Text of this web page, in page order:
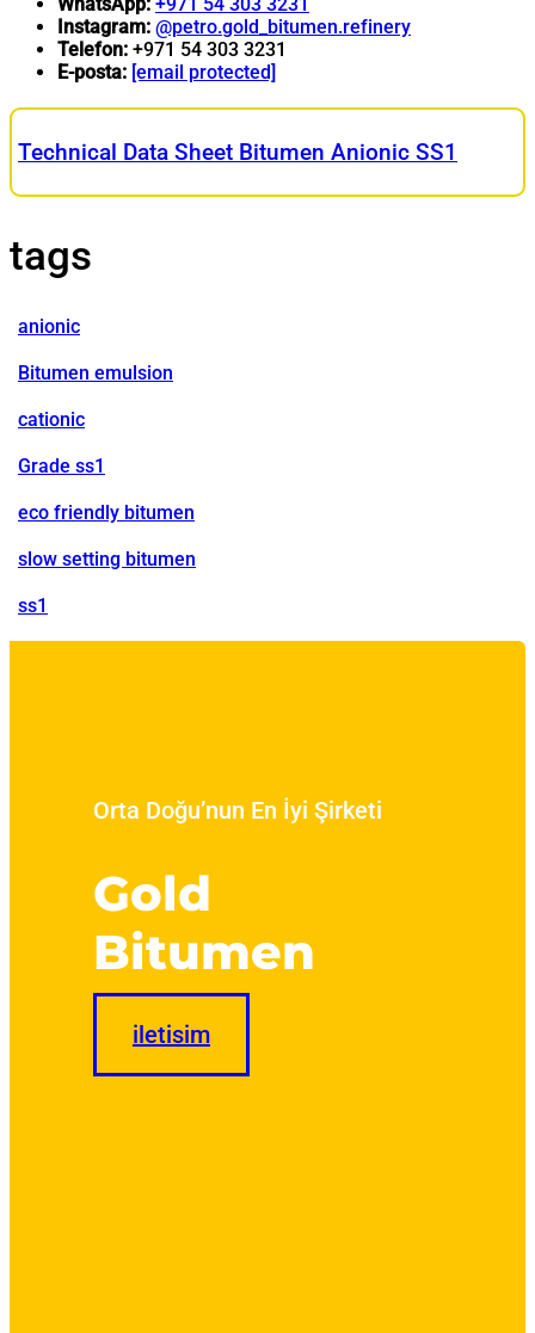
Instagram: @petro.gold_bitumen.refinery
Telefon: +971 54 303 3231
E-posta: [email protected]
Technical Data Sheet Bitumen Anionic SS1
tags
anionic
Bitumen emulsion
cationic
Grade ss1
eco friendly bitumen
slow setting bitumen
ss1
Orta Doğu’nun En İyi Şirketi
Gold
Bitumen
iletisim